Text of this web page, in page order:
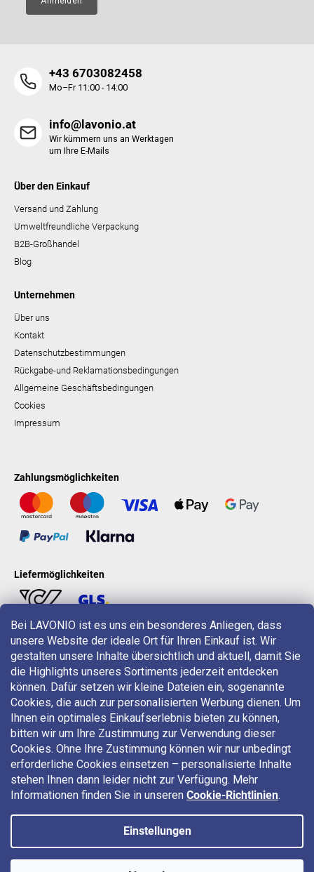
Bei LAVONIO ist es uns ein besonderes Anliegen, dass
unsere Website der ideale Ort für Ihren Einkauf ist. Wir
gestalten unsere Inhalte übersichtlich und aktuell, damit Sie
die Highlights unseres Sortiments jederzeit entdecken
können. Dafür setzen wir kleine Dateien ein, sogenannte
Cookies, die auch zur personalisierten Werbung dienen. Um
Ihnen ein optimales Einkaufserlebnis bieten zu können,
bitten wir um Ihre Zustimmung zur Verwendung dieser
Cookies. Ohne Ihre Zustimmung können wir nur unbedingt
erforderliche Cookies einsetzen – personalisierte Inhalte
stehen Ihnen dann leider nicht zur Verfügung. Mehr
Informationen finden Sie in unseren Cookie-Richtlinien.
Einstellungen
+43 6703082458
Mo–Fr 11:00 - 14:00
info@lavonio.at
Wir kümmern uns an Werktagen
um Ihre E-Mails
Über den Einkauf
Versand und Zahlung
Umweltfreundliche Verpackung
B2B-Großhandel
Blog
Unternehmen
Über uns
Kontakt
Datenschutzbestimmungen
Rückgabe-und Reklamationsbedingungen
Allgemeine Geschäftsbedingungen
Cookies
Impressum
Zahlungsmöglichkeiten
Liefermöglichkeiten
LAVONIO in der Welt
Für Aktionen, Gewinnspiele und Rabatte folgen Sie uns auf:
Copyright 2026 LAVONIO.at. Alle Rechte vorbehalten.